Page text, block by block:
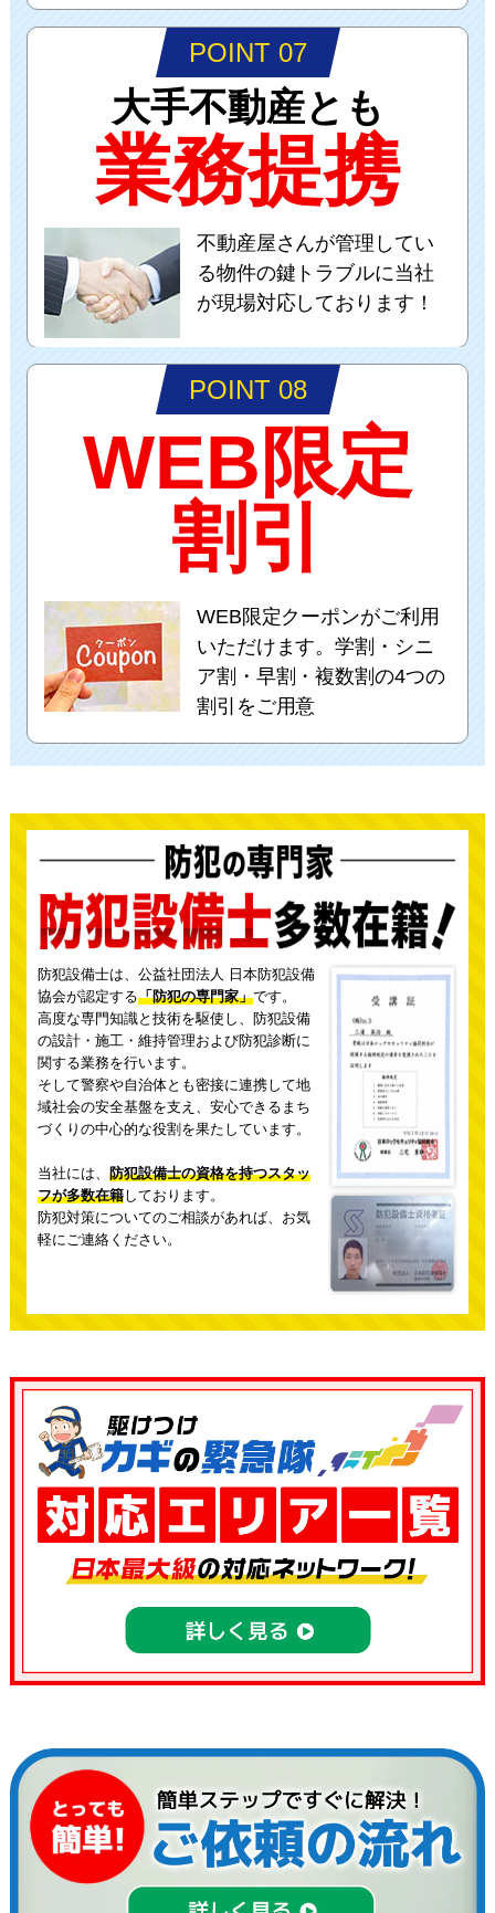
POINT 07
大手不動産とも
業務提携
不動産屋さんが管理してい
る物件の鍵トラブルに当社
が現場対応しております！
POINT 08
WEB限定
割引
WEB限定クーポンがご利用
いただけます。学割・シニ
ア割・早割・複数割の4つの
割引をご用意
防犯設備士は、公益社団法人 日本防犯設備
協会が認定する「防犯の専門家」です。
高度な専門知識と技術を駆使し、防犯設備
の設計・施工・維持管理および防犯診断に
関する業務を行います。
そして警察や自治体とも密接に連携して地
域社会の安全基盤を支え、 安心できるまち
づくりの中心的な役割を果たしています。
当社には、 防犯設備士の資格を持つスタッ
フが多数在籍しております。
防犯対策についてのご相談があれば、お気
軽にご連絡ください。